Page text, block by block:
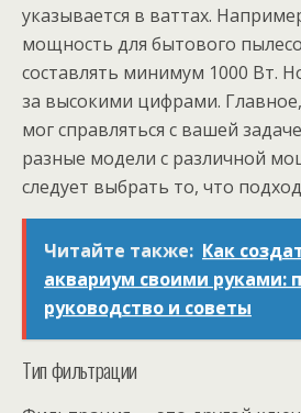
указывается в ваттах.
мощность для бытового
составлять минимум 1000 Вт.
за высокими цифрами.
мог справляться с вашей
разные модели с различной
следует выбрать то, что
Читайте также: Как
аквариум своими руками:
руководство и советы
Тип фильтрации